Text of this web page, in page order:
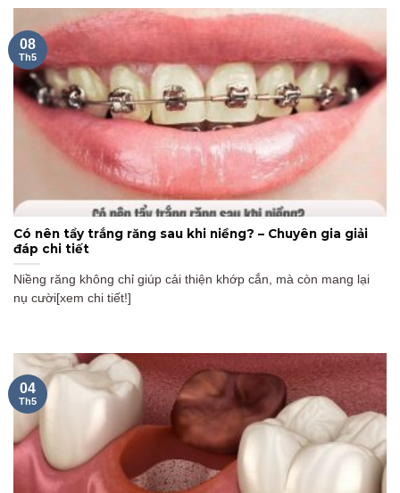
Có nên tẩy trắng răng sau khi niềng? – Chuyên gia giải
đáp chi tiết
Niềng răng không chỉ giúp cải thiện khớp cắn, mà còn mang lại
nụ cười[xem chi tiết!]
08
Th5
04
Th5